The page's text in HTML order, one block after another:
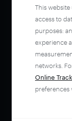
This website
access to
purposes:
experience
networks.
Online
preferences